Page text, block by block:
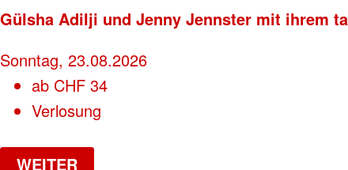
Gülsha Adilji und Jenny Jennster mit ihrem
Sonntag, 23.08.2026
ab CHF 34
Verlosung
WEITER